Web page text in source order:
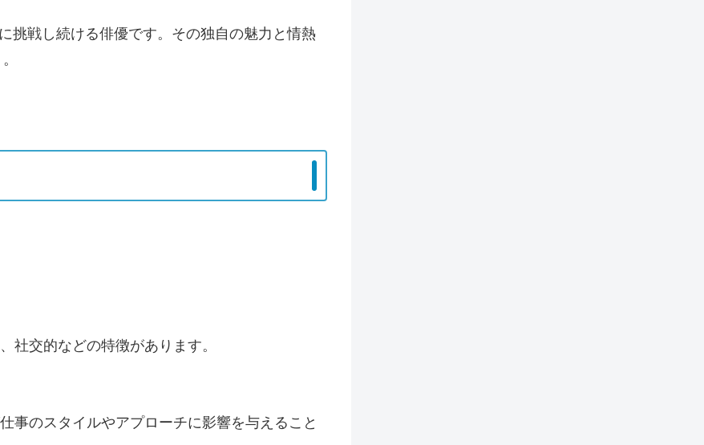
挑戦し続ける俳優です。その独自の魅力と情熱
社交的などの特徴があります。
事のスタイルやアプローチに影響を与えること